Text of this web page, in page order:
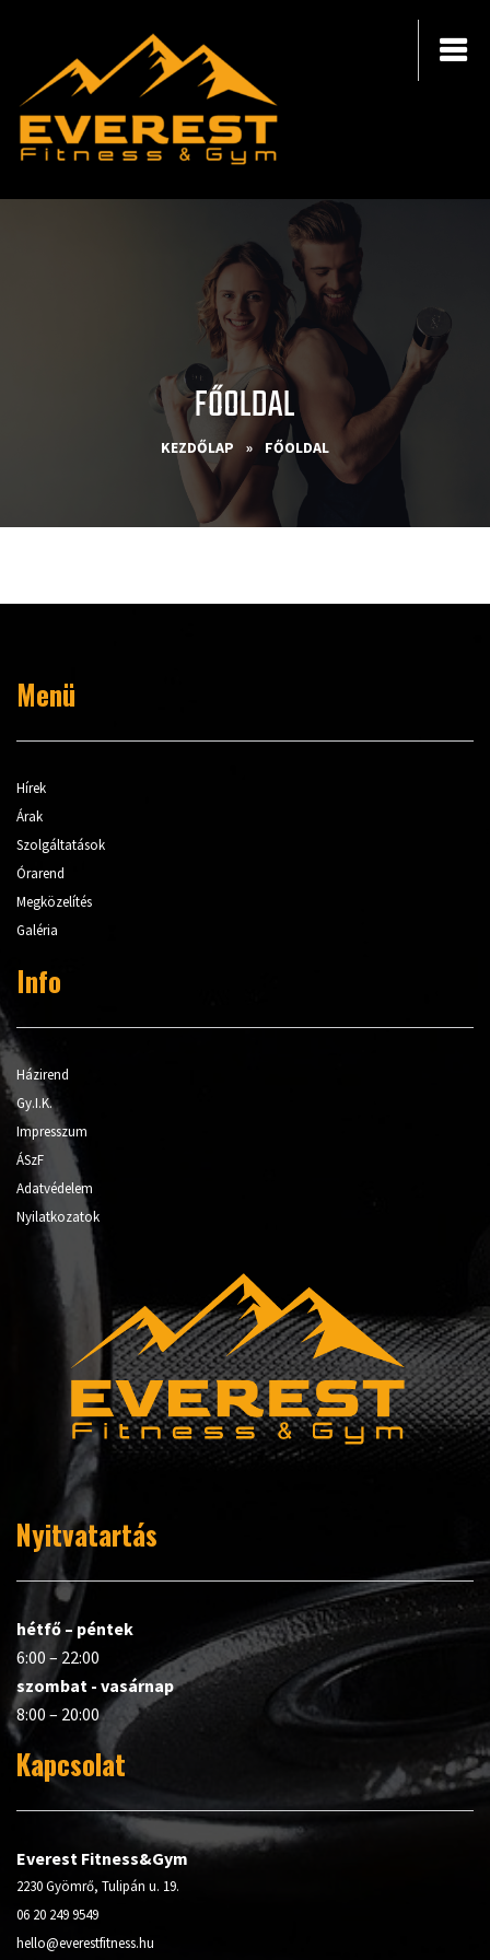
FŐOLDAL
KEZDŐLAP » FŐOLDAL
Menü
Hírek
Árak
Szolgáltatások
Órarend
Megközelítés
Galéria
Info
Házirend
Gy.I.K.
Impresszum
ÁSzF
Adatvédelem
Nyilatkozatok
Nyitvatartás
hétfő – péntek
6:00 – 22:00
szombat - vasárnap
8:00 – 20:00
Kapcsolat
Everest Fitness&Gym
2230 Gyömrő, Tulipán u. 19.
06 20 249 9549
hello@everestfitness.hu